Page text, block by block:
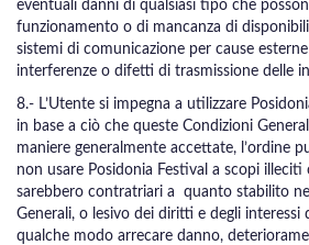
eventuali danni di qualsiasi tipo che
funzionamento o di mancanza di
sistemi di comunicazione per cause
interferenze o difetti di trasmissione delle
8.- L’Utente si impegna a utilizzare
in base a ciò che queste Condizioni
maniere generalmente accettate, l’ordine
non usare Posidonia Festival a scopi
sarebbero contratriari a quanto stabilito
Generali, o lesivo dei diritti e degli interessi
qualche modo arrecare danno,